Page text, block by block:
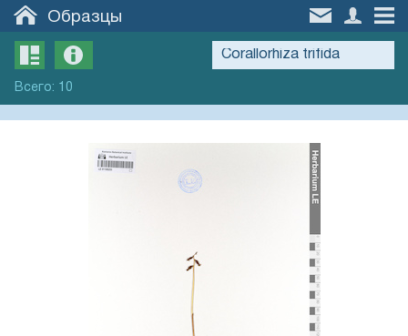
Образцы
Всего: 10